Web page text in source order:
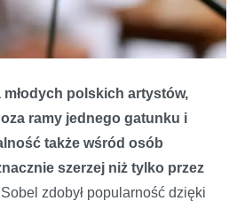
polskich artystów,
ramy jednego gatunku i
także wśród osób
szerzej niż tylko przez
zdobył popularność dzięki